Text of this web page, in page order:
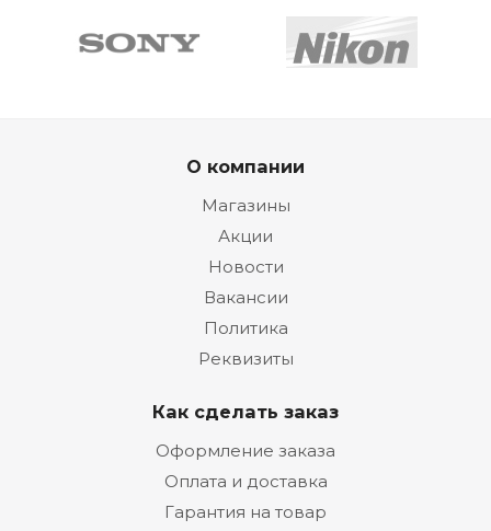
О компании
Магазины
Акции
Новости
Вакансии
Политика
Реквизиты
Как сделать заказ
Оформление заказа
Оплата и доставка
Гарантия на товар